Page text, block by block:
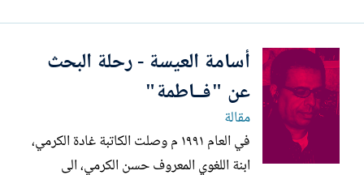
جبهاتٍ أخرى. انطلقناة في مظاهرة، يمكن أن
يصفها صحفي، فقير المصطلحات مثلي، أنَّها
حاشدة، وهي كذلك...
أسامة العيسة - رحلة البحث
عن "فــاطمة"
مقالة
في العام ١٩٩١ م وصلت الكاتبة غادة الكرمي،
ابنة اللغوي المعروف حسن الكرمي، الى